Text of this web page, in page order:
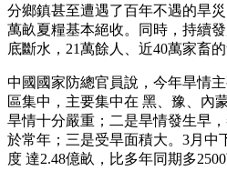
分鄉鎮甚至遭遇了百年不遇的旱
萬畝夏糧基本絕收。同時，持續
底斷水，21萬餘人、近40萬家畜
中國國家防總官員說，今年旱情
區集中，主要集中在 黑、豫、內
旱情十分嚴重；二是旱情發生早
於常年；三是受旱面積大。3月中
度 達2.48億畝，比多年同期多2500